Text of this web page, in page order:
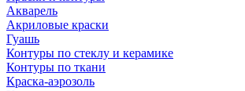
Акварель
Акриловые краски
Гуашь
Контуры по стеклу и керамике
Контуры по ткани
Краска-аэрозоль